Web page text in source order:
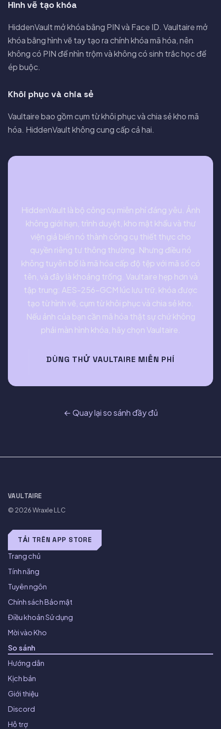
Hình vẽ tạo khóa
HiddenVault mở khóa bằng PIN và Face ID. Vaultaire mở
khóa bằng hình vẽ tay tạo ra chính khóa mã hóa, nên
không có PIN để nhìn trộm và không có sinh trắc học để
ép buộc.
Khôi phục và chia sẻ
Vaultaire bao gồm cụm từ khôi phục và chia sẻ kho mã
hóa. HiddenVault không cung cấp cả hai.
HiddenVault là bộ công cụ miễn phí đáng yêu. Ảnh
không giới hạn, trình duyệt, kho mật khẩu và thư
viện giả biến nó thành công cụ thiết thực cho
quyền riêng tư thông thường. Nhưng điều nó
không tuyên bố là mã hóa cấp độ tệp với mã số có
tên, và đây là khoảng trống. Vaultaire hẹp hơn và
tập trung: AES-256-GCM lúc lưu trữ, khóa được
tạo từ hình vẽ, cụm từ khôi phục và chia sẻ kho.
Nếu ảnh của bạn cần mã hóa thật sự chứ không
phải màn hình khóa, hãy chọn Vaultaire.
DÙNG THỬ VAULTAIRE MIỄN PHÍ
← Quay lại so sánh đầy đủ
VAULTAIRE
© 2026Wraxle LLC
TẢI TRÊN APP STORE
Trang chủ
Tính năng
Tuyên ngôn
Chính sách Bảo mật
Điều khoản Sử dụng
Mời vào Kho
So sánh
Hướng dẫn
Kịch bản
Giới thiệu
Discord
Hỗ trợ